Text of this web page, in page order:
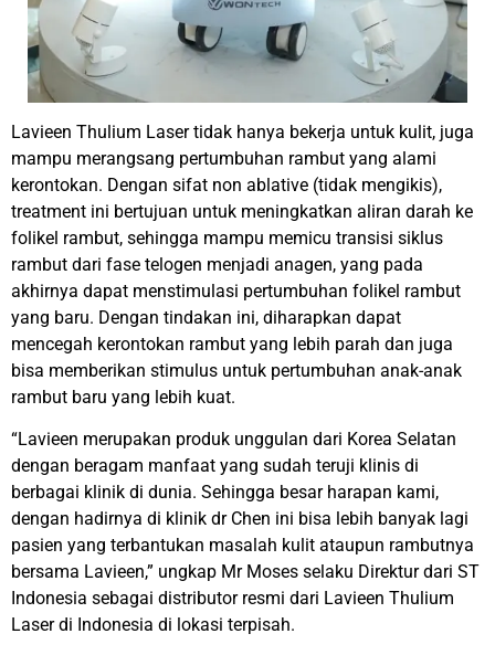
Lavieen Thulium Laser tidak hanya bekerja untuk kulit, juga
mampu merangsang pertumbuhan rambut yang alami
kerontokan. Dengan sifat non ablative (tidak mengikis),
treatment ini bertujuan untuk meningkatkan aliran darah ke
folikel rambut, sehingga mampu memicu transisi siklus
rambut dari fase telogen menjadi anagen, yang pada
akhirnya dapat menstimulasi pertumbuhan folikel rambut
yang baru. Dengan tindakan ini, diharapkan dapat
mencegah kerontokan rambut yang lebih parah dan juga
bisa memberikan stimulus untuk pertumbuhan anak-anak
rambut baru yang lebih kuat.
“Lavieen merupakan produk unggulan dari Korea Selatan
dengan beragam manfaat yang sudah teruji klinis di
berbagai klinik di dunia. Sehingga besar harapan kami,
dengan hadirnya di klinik dr Chen ini bisa lebih banyak lagi
pasien yang terbantukan masalah kulit ataupun rambutnya
bersama Lavieen,” ungkap Mr Moses selaku Direktur dari ST
Indonesia sebagai distributor resmi dari Lavieen Thulium
Laser di Indonesia di lokasi terpisah.